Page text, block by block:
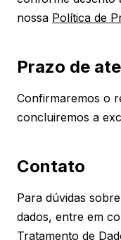
nossa Política de
Prazo de
Confirmaremos o
concluiremos a
Contato
Para dúvidas
dados, entre em
Tratamento de